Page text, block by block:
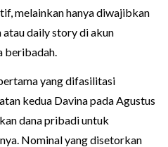
melainkan hanya diwajibkan
daily story di akun
beribadah.
yang difasilitasi
kedua Davina pada Agustus
dana pribadi untuk
Nominal yang disetorkan